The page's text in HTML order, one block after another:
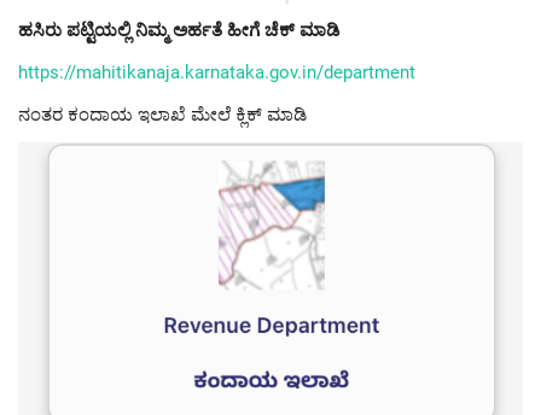
ಹಸಿರು ಪಟ್ಟಿಯಲ್ಲಿ ನಿಮ್ಮ ಅರ್ಹತೆ ಹೀಗೆ ಚೆಕ್ ಮಾಡಿ
https://mahitikanaja.karnataka.gov.in/department
ನಂತರ ಕಂದಾಯ ಇಲಾಖೆ ಮೇಲೆ ಕ್ಲಿಕ್ ಮಾಡಿ